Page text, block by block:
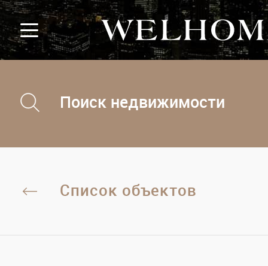
Поиск недвижимости
Список объектов